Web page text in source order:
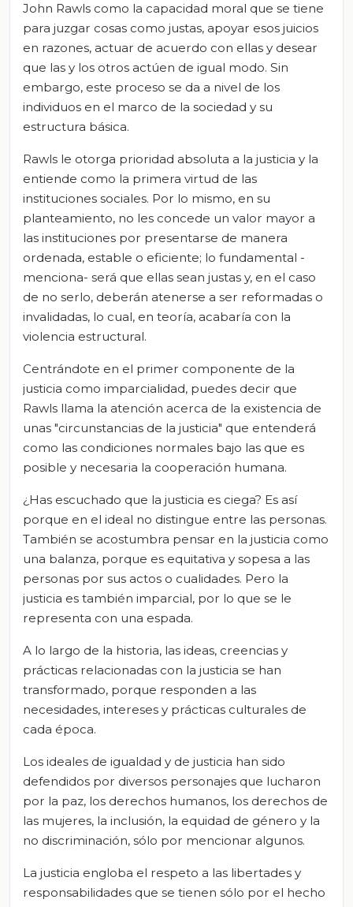
John Rawls como la capacidad moral que se tiene
para juzgar cosas como justas, apoyar esos juicios
en razones, actuar de acuerdo con ellas y desear
que las y los otros actúen de igual modo. Sin
embargo, este proceso se da a nivel de los
individuos en el marco de la sociedad y su
estructura básica.
Rawls le otorga prioridad absoluta a la justicia y la
entiende como la primera virtud de las
instituciones sociales. Por lo mismo, en su
planteamiento, no les concede un valor mayor a
las instituciones por presentarse de manera
ordenada, estable o eficiente; lo fundamental -
menciona- será que ellas sean justas y, en el caso
de no serlo, deberán atenerse a ser reformadas o
invalidadas, lo cual, en teoría, acabaría con la
violencia estructural.
Centrándote en el primer componente de la
justicia como imparcialidad, puedes decir que
Rawls llama la atención acerca de la existencia de
unas "circunstancias de la justicia" que entenderá
como las condiciones normales bajo las que es
posible y necesaria la cooperación humana.
¿Has escuchado que la justicia es ciega? Es así
porque en el ideal no distingue entre las personas.
También se acostumbra pensar en la justicia como
una balanza, porque es equitativa y sopesa a las
personas por sus actos o cualidades. Pero la
justicia es también imparcial, por lo que se le
representa con una espada.
A lo largo de la historia, las ideas, creencias y
prácticas relacionadas con la justicia se han
transformado, porque responden a las
necesidades, intereses y prácticas culturales de
cada época.
Los ideales de igualdad y de justicia han sido
defendidos por diversos personajes que lucharon
por la paz, los derechos humanos, los derechos de
las mujeres, la inclusión, la equidad de género y la
no discriminación, sólo por mencionar algunos.
La justicia engloba el respeto a las libertades y
responsabilidades que se tienen sólo por el hecho